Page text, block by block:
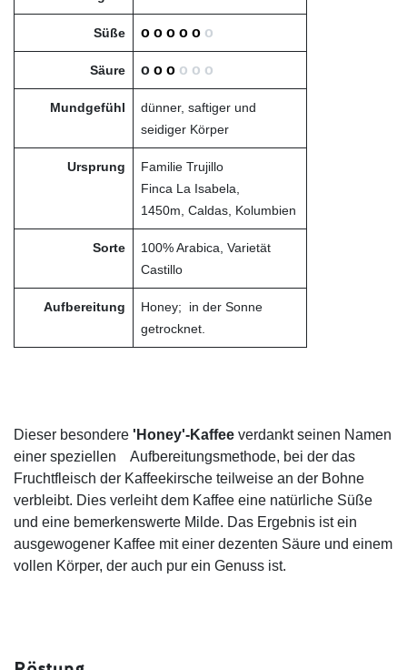
Süße o o o o o o
Säure o o o o o o
Mundgefühl
dünner, saftiger und
seidiger Körper
Ursprung
Familie Trujillo
Finca La Isabela,
1450m, Caldas, Kolumbien
Sorte
100% Arabica, Varietät
Castillo
Aufbereitung
Honey; in der Sonne
getrocknet.
Dieser besondere 'Honey'-Kaffee verdankt seinen Namen
einer speziellen Aufbereitungsmethode, bei der das
Fruchtfleisch der Kaffeekirsche teilweise an der Bohne
verbleibt. Dies verleiht dem Kaffee eine natürliche Süße
und eine bemerkenswerte Milde. Das Ergebnis ist ein
ausgewogener Kaffee mit einer dezenten Säure und einem
vollen Körper, der auch pur ein Genuss ist.